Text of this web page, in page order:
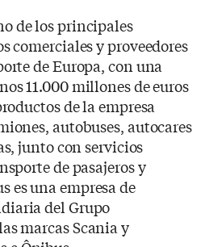
de los principales
comerciales y proveedores
de Europa, con una
11.000 millones de euros
de la empresa
autobuses, autocares
junto con servicios
de pasajeros y
es una empresa de
del Grupo
marcas Scania y